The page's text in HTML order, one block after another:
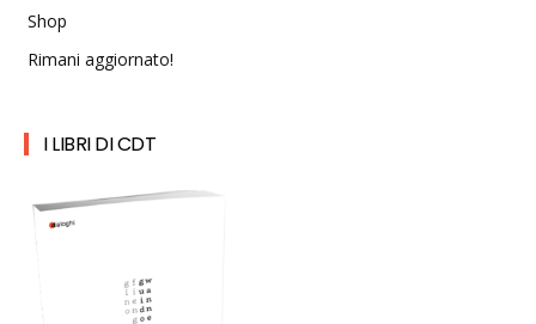
Shop
Rimani aggiornato!
I LIBRI DI CDT